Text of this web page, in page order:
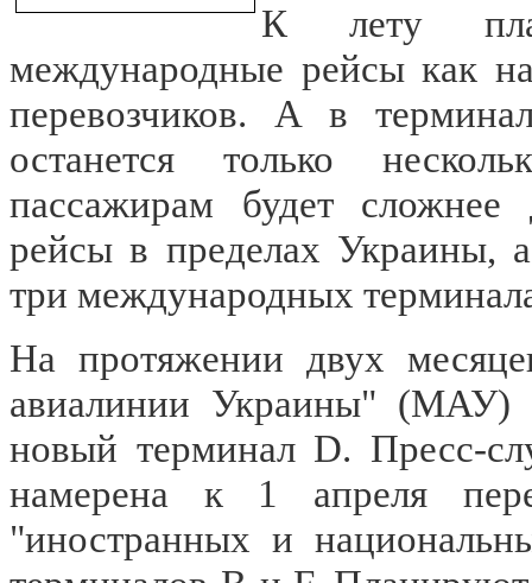
К лету
международные рейсы как
перевозчиков. А в
останется только
пассажирам будет сложнее
рейсы в пределах Украины,
три международных
На протяжении двух
авиалинии Украины" (МАУ)
новый терминал D. Пресс-
намерена к 1 апреля
"иностранных и